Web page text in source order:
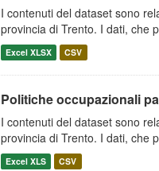
I contenuti del dataset sono
provincia di Trento. I dati, che
Excel XLSX CSV
Politiche occupazionali
I contenuti del dataset sono
provincia di Trento. I dati, che
Excel XLS CSV